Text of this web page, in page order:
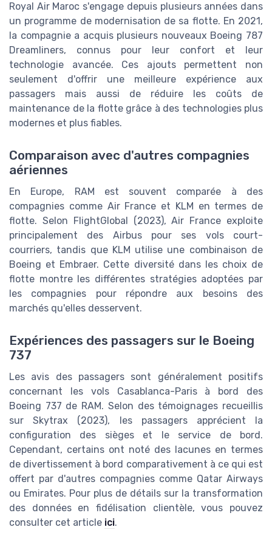
Royal Air Maroc s'engage depuis plusieurs années dans
un programme de modernisation de sa flotte. En 2021,
la compagnie a acquis plusieurs nouveaux Boeing 787
Dreamliners, connus pour leur confort et leur
technologie avancée. Ces ajouts permettent non
seulement d'offrir une meilleure expérience aux
passagers mais aussi de réduire les coûts de
maintenance de la flotte grâce à des technologies plus
modernes et plus fiables.
Comparaison avec d'autres compagnies
aériennes
En Europe, RAM est souvent comparée à des
compagnies comme Air France et KLM en termes de
flotte. Selon FlightGlobal (2023), Air France exploite
principalement des Airbus pour ses vols court-
courriers, tandis que KLM utilise une combinaison de
Boeing et Embraer. Cette diversité dans les choix de
flotte montre les différentes stratégies adoptées par
les compagnies pour répondre aux besoins des
marchés qu'elles desservent.
Expériences des passagers sur le Boeing
737
Les avis des passagers sont généralement positifs
concernant les vols Casablanca-Paris à bord des
Boeing 737 de RAM. Selon des témoignages recueillis
sur Skytrax (2023), les passagers apprécient la
configuration des sièges et le service de bord.
Cependant, certains ont noté des lacunes en termes
de divertissement à bord comparativement à ce qui est
offert par d'autres compagnies comme Qatar Airways
ou Emirates. Pour plus de détails sur la transformation
des données en fidélisation clientèle, vous pouvez
consulter cet article ici.